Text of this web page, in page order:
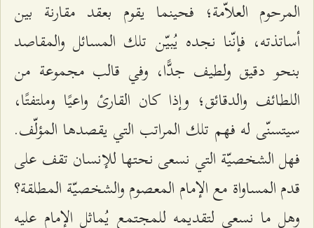
المرحوم العلاّمة؛ فحينما يقوم بعقد مقارنة بين
أساتذته، فإنّنا نجده يُبيّن تلك المسائل والمقاصد
بنحو دقيق ولطيف جدًّا، وفي قالب مجموعة من
اللطائف والدقائق؛ وإذا كان القارئ واعيًا وملتفتًا،
سيتسنّى له فهم تلك المراتب التي يقصدها المؤلّف.
فهل الشخصيّة التي نسعى نحتها للإنسان تقف على
قدم المساواة مع الإمام المعصوم والشخصيّة المطلقة؟
وهل ما نسعى لتقديمه للمجتمع يُماثل الإمام عليه